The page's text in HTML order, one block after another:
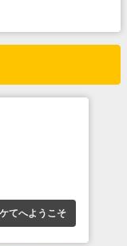
てへようこそ